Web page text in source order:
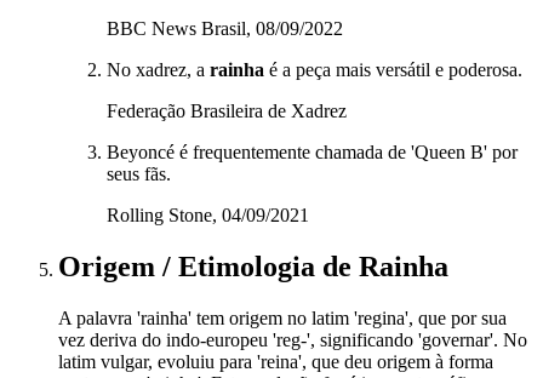
BBC News Brasil, 08/09/2022
No xadrez, a rainha é a peça mais versátil e poderosa.
Federação Brasileira de Xadrez
Beyoncé é frequentemente chamada de 'Queen B' por
seus fãs.
Rolling Stone, 04/09/2021
Origem / Etimologia de Rainha
A palavra 'rainha' tem origem no latim 'regina', que por sua
vez deriva do indo-europeu 'reg-', significando 'governar'. No
latim vulgar, evoluiu para 'reina', que deu origem à forma